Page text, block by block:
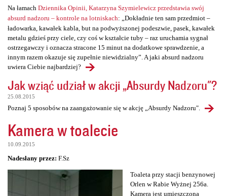
Na łamach Dziennika Opinii, Katarzyna Szymielewicz przedstawia swój
absurd nadzoru – kontrole na lotniskach: „Dokładnie ten sam przedmiot –
ładowarka, kawałek kabla, but na podwyższonej podeszwie, pasek, kawałek
metalu gdzieś przy ciele, czy coś w kształcie tuby – raz uruchamia sygnał
ostrzegawczy i oznacza stracone 15 minut na dodatkowe sprawdzenie, a
innym razem okazuje się zupełnie niewidzialny”. A jaki absurd nadzoru
uwiera Ciebie najbardziej?
Jak wziąć udział w akcji „Absurdy Nadzoru"?
25.08.2015
Poznaj 5 sposobów na zaangażowanie się w akcję „Absurdy Nadzoru".
Kamera w toalecie
10.09.2015
Nadesłany przez: F.Sz
Toaleta przy stacji benzynowej
Orlen w Rabie Wyżnej 256a.
Kamera jest umieszczona